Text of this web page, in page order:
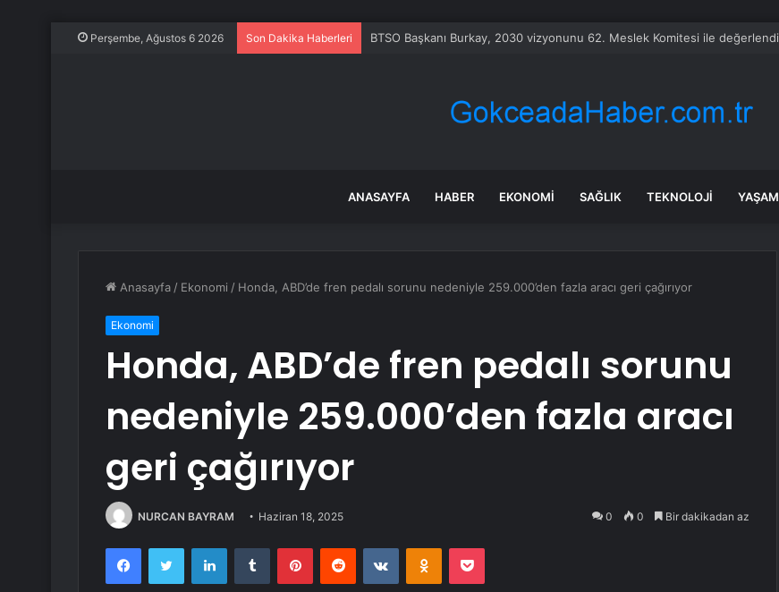
Perşembe, Ağustos 6 2026 Son Dakika Haberleri Alphabet hisseleri yapay zeka öncüsü Jeff Dean’in ayrılmasıyla %5 düştü
ANASAYFA HABER EKONOMI SAĞLIK TEKNOLOJI YAŞAM
Anasayfa / Ekonomi / Honda, ABD’de fren pedalı sorunu nedeniyle 259.000’den fazla aracı geri çağırıyor
Ekonomi
Honda, ABD’de fren pedalı sorunu
nedeniyle 259.000’den fazla aracı
geri çağırıyor
NURCAN BAYRAM Haziran 18, 2025 0 0 Bir dakikadan az
FacebookTwitter LinkedInTumblr PinterestReddit VKontakteOdnoklassniki
Pocket